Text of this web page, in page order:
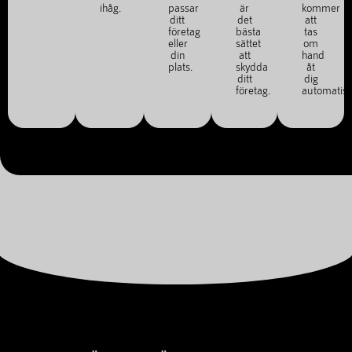
ihåg.
passar
ditt
företag
eller
din
plats.
är
det
bästa
sättet
att
skydda
ditt
företag.
kommer
att
tas
om
hand
åt
dig